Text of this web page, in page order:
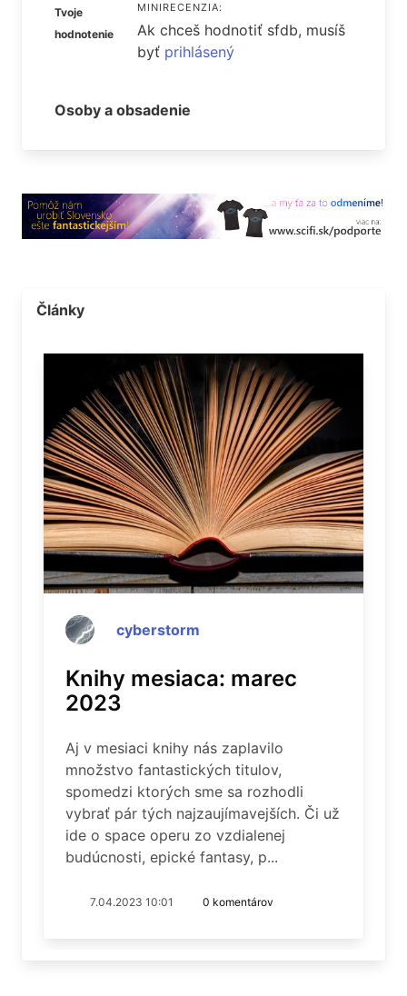
Tvoje
hodnotenie
MINIRECENZIA:
Ak chceš hodnotiť sfdb, musíš
byť prihlásený
Osoby a obsadenie
Články
cyberstorm
Knihy mesiaca: marec
2023
Aj v mesiaci knihy nás zaplavilo
množstvo fantastických titulov,
spomedzi ktorých sme sa rozhodli
vybrať pár tých najzaujímavejších. Či už
ide o space operu zo vzdialenej
budúcnosti, epické fantasy, p...
7.04.2023 10:01 0 komentárov